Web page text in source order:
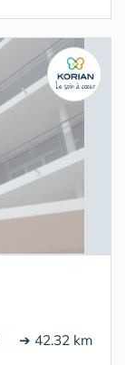
➔ 42.32 km